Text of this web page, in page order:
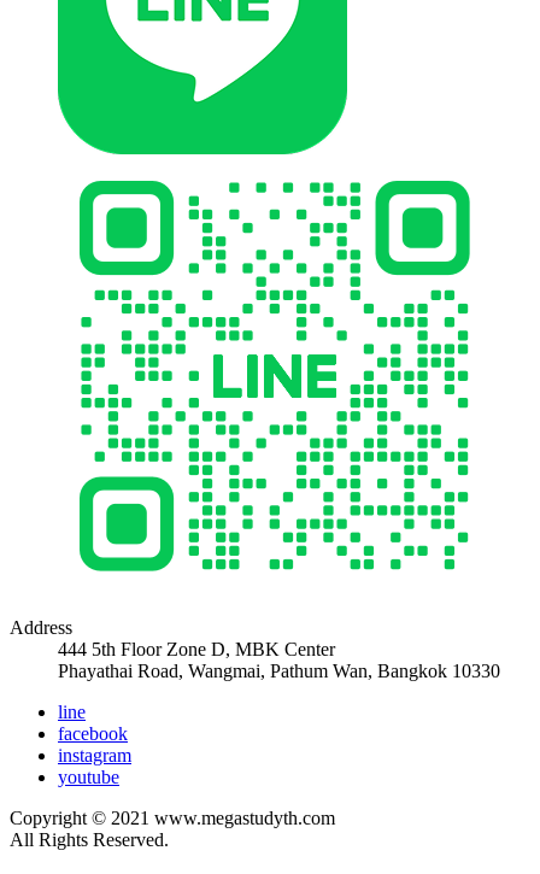
Address
444 5th Floor Zone D, MBK Center
Phayathai Road, Wangmai, Pathum Wan, Bangkok 10330
line
facebook
instagram
youtube
Copyright © 2021 www.megastudyth.com
All Rights Reserved.